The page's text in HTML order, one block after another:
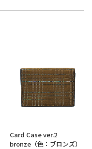
Card Case ver.2
bronze（色：ブロンズ）